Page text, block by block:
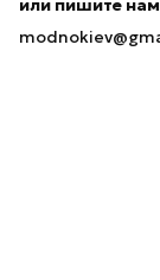
или пишите